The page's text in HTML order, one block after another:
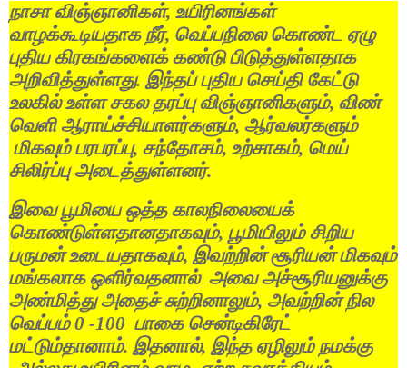
நாசா விஞ்ஞானிகள், உயிரினங்கள்
வாழக்கூடியதாக நீர், வெப்பநிலை கொண்ட ஏழு
புதிய கிரகங்களைக் கண்டு பிடுத்துள்ளதாக
அறிவித்துள்ளது. இந்தப் புதிய செய்தி கேட்டு
உலகில் உள்ள சகல தரப்பு விஞ்ஞானிகளும், விண்
வெளி ஆராய்ச்சியாளர்களும், ஆர்வலர்களும்
மிகவும் பரபரப்பு, சந்தோசம், உற்சாகம், மெய்
சிலிர்ப்பு அடைத்துள்ளனர்.
இவை பூமியை ஒத்த காலநிலையைக்
கொண்டுள்ளதானதாகவும், பூமியிலும் சிறிய
பருமன் உடையதாகவும், இவற்றின் சூரியன் மிகவும்
மங்கலாக ஒளிர்வதனால் அவை அச்சூரியனுக்கு
அண்மித்து அதைச் சுற்றினாலும், அவற்றின் நில
வெப்பம்0 -100 பாகை சென்டிகிரேட்
மட்டும்தானாம். இதனால், இந்த ஏழிலும் நமக்கு